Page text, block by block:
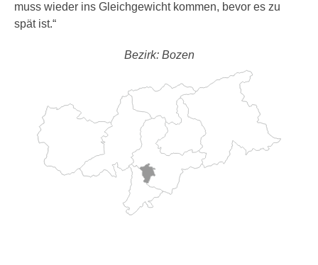
muss wieder ins Gleichgewicht kommen, bevor es zu
spät ist.“
Bezirk: Bozen